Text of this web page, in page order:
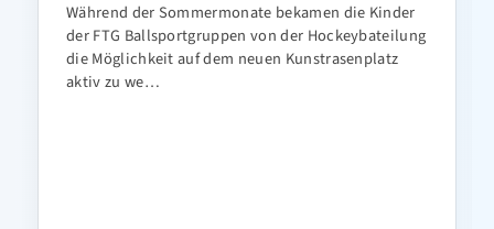
Während der Sommermonate bekamen die Kinder
der FTG Ballsportgruppen von der Hockeybateilung
die Möglichkeit auf dem neuen Kunstrasenplatz
aktiv zu we…